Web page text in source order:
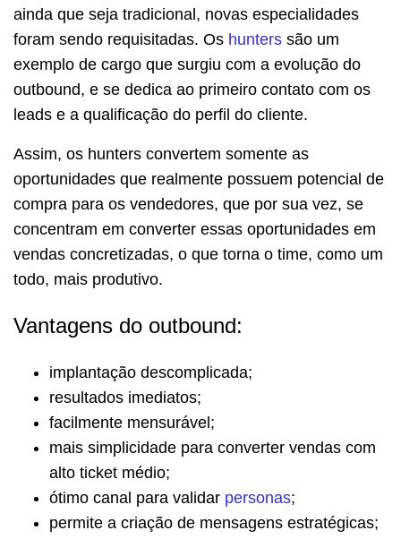
ainda que seja tradicional, novas especialidades
foram sendo requisitadas. Os hunters são um
exemplo de cargo que surgiu com a evolução do
outbound, e se dedica ao primeiro contato com os
leads e a qualificação do perfil do cliente.
Assim, os hunters convertem somente as
oportunidades que realmente possuem potencial de
compra para os vendedores, que por sua vez, se
concentram em converter essas oportunidades em
vendas concretizadas, o que torna o time, como um
todo, mais produtivo.
Vantagens do outbound:
implantação descomplicada;
resultados imediatos;
facilmente mensurável;
mais simplicidade para converter vendas com
alto ticket médio;
ótimo canal para validar personas;
permite a criação de mensagens estratégicas;